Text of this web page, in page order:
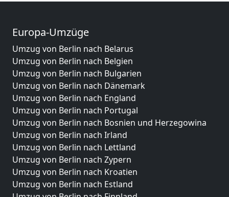
Europa-Umzüge
Umzug von Berlin nach Belarus
Umzug von Berlin nach Belgien
Umzug von Berlin nach Bulgarien
Umzug von Berlin nach Dänemark
Umzug von Berlin nach England
Umzug von Berlin nach Portugal
Umzug von Berlin nach Bosnien und Herzegowina
Umzug von Berlin nach Irland
Umzug von Berlin nach Lettland
Umzug von Berlin nach Zypern
Umzug von Berlin nach Kroatien
Umzug von Berlin nach Estland